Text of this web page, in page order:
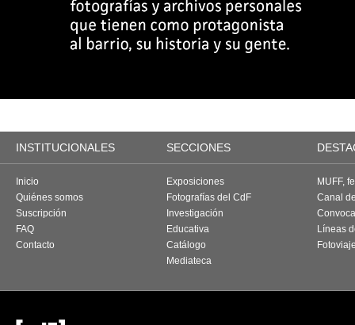
INSTITUCIONALES SECCIONES
Inicio
Quiénes somos
Suscripción
FAQ
Contacto
Exposiciones
Fotografías del CdF
Investigación
Educativa
Catálogo
Mediateca
MUFF,
Canal
Líneas